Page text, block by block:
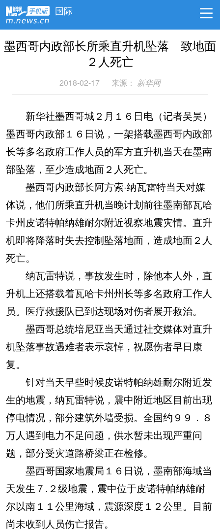
国际
墨西哥内政部长所乘直升机坠落 致地面
２人死亡
2018-02-17 来源： 新华网
新华社墨西哥城２月１６日电（记者吴昊）
墨西哥内政部１６日说，一架搭载墨西哥内政部
长等多名政府工作人员的军方直升机当天在墨南
部坠落，至少造成地面２人死亡。
墨西哥内政部长阿方索·纳瓦雷特当天对媒
体说，他们所乘直升机当晚计划前往墨南部瓦哈
卡州皮诺特帕纳雄耐尔附近视察地震灾情。直升
机即将降落时失去控制坠落地面，造成地面２人
死亡。
纳瓦雷特说，事故发生时，除他本人外，直
升机上还搭载着瓦哈卡州州长等多名政府工作人
员。医疗救援队已到达现场对伤者展开救治。
墨西哥总统培尼亚当天通过社交媒体对直升
机坠落事故遇难者表示哀悼，祝愿伤者早日康
复。
针对当天早些时候皮诺特帕纳雄耐尔附近发
生的地震，纳瓦雷特说，震中附近地区目前出现
停电情况，部分建筑外墙受损。全国约９９．８
万人遇到电力不足问题，供水暂未出现严重问
题，部分受灾道路桥梁正在检修。
墨西哥国家地震局１６日说，墨南部海域当
天发生７.２级地震，震中位于皮诺特帕纳雄耐
尔以南１１公里海域，震源深度１２公里。目前
尚未收到人员伤亡报告。